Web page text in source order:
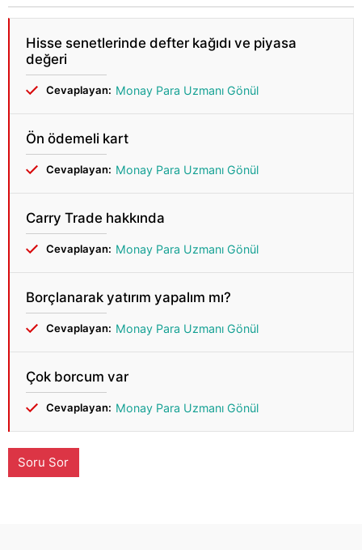
Hisse senetlerinde defter kağıdı ve piyasa
değeri
Cevaplayan: Monay Para Uzmanı Gönül
Ön ödemeli kart
Cevaplayan: Monay Para Uzmanı Gönül
Carry Trade hakkında
Cevaplayan: Monay Para Uzmanı Gönül
Borçlanarak yatırım yapalım mı?
Cevaplayan: Monay Para Uzmanı Gönül
Çok borcum var
Cevaplayan: Monay Para Uzmanı Gönül
Soru Sor